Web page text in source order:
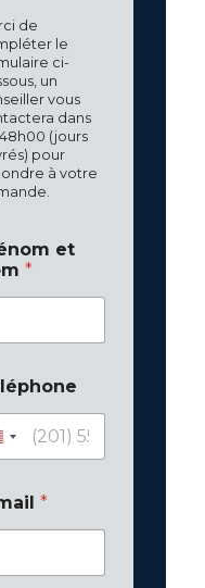
de
le
ci-
un
vous
dans
48h00 (jours
pour
à votre
et
*
*